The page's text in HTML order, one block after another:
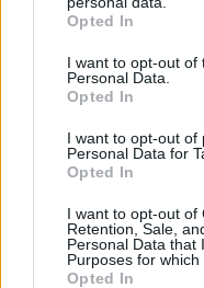
grant or deny consent
use your data for below
consent section.
Opted In
I want to opt-out of
Personal Data.
Opted In
I want to opt-out of
Personal Data for
Opted In
I want to opt-out of
Retention, Sale,
Personal Data that
Purposes for which
Opted In